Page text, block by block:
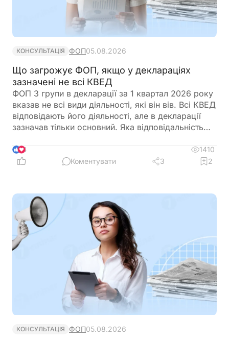
КОНСУЛЬТАЦІЯ ФОП05.08.2026
Що загрожує ФОП, якщо у деклараціях
зазначені не всі КВЕД
ФОП 3 групи в декларації за 1 квартал 2026 року
вказав не всі види діяльності, які він вів. Всі КВЕД
відповідають його діяльності, але в декларації
зазначав тільки основний. Яка відповідальність
4
1410
Коментувати
3 2
КОНСУЛЬТАЦІЯ ФОП05.08.2026